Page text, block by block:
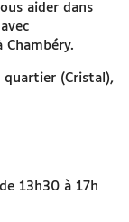
aider dans
avec
quartier (Cristal),
13h30 à 17h